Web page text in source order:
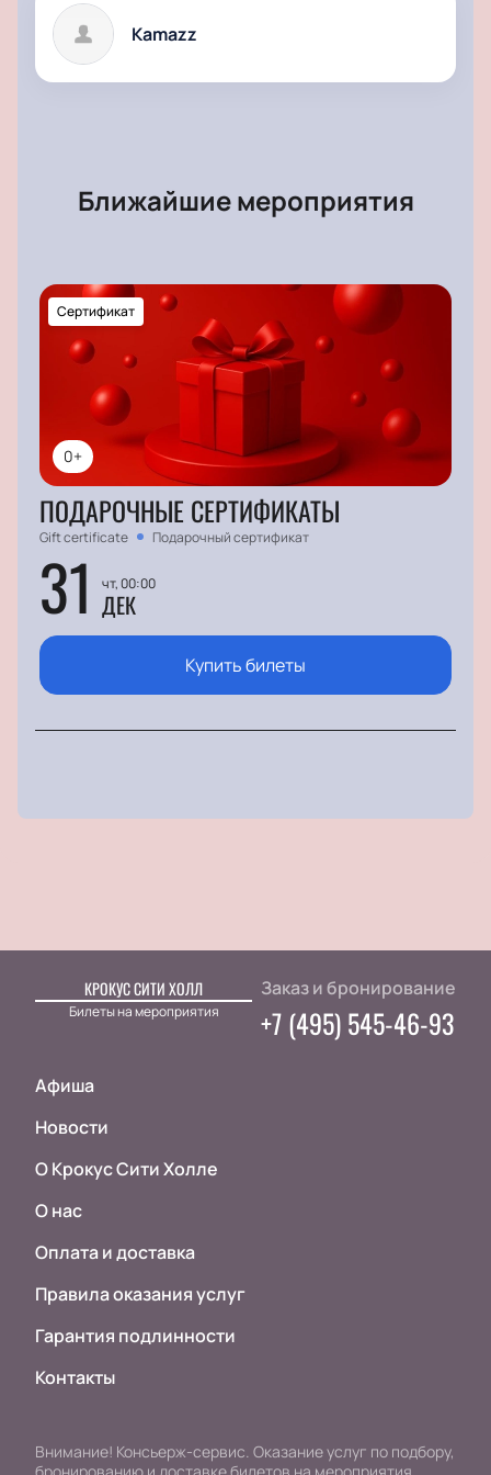
удивит гостей какой-нибудь редкой песней,
остается! Приходите, чтобы услышать вживую
бэнгеры, занявшие топ чартов Vkontakte и BOOM.
Купить билеты на концерт хип-хоп исполнителя
Kamazz
Ближайшие мероприятия
0+
Сертификат
ПОДАРОЧНЫЕ СЕРТИФИКАТЫ
Gift certificate Подарочный сертификат
31 чт, 00:00
ДЕК
Купить билеты
КРОКУС СИТИ ХОЛЛ
Билеты на мероприятия
Афиша
Новости
О Крокус Сити Холле
О нас
Оплата и доставка
Правила оказания услуг
Гарантия подлинности
Контакты
Заказ и бронирование
+7 (495) 545-46-93
Внимание! Консьерж-сервис. Оказание услуг по подбору,